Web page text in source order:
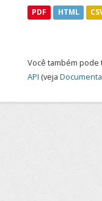
PDF HTML
Você também
API (veja